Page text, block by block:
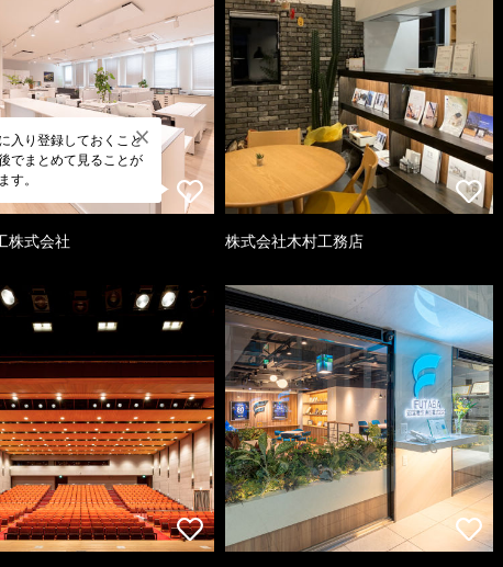
入り登録しておくこと
でまとめて見ることが
す。
株式会社 株式会社木村工務店